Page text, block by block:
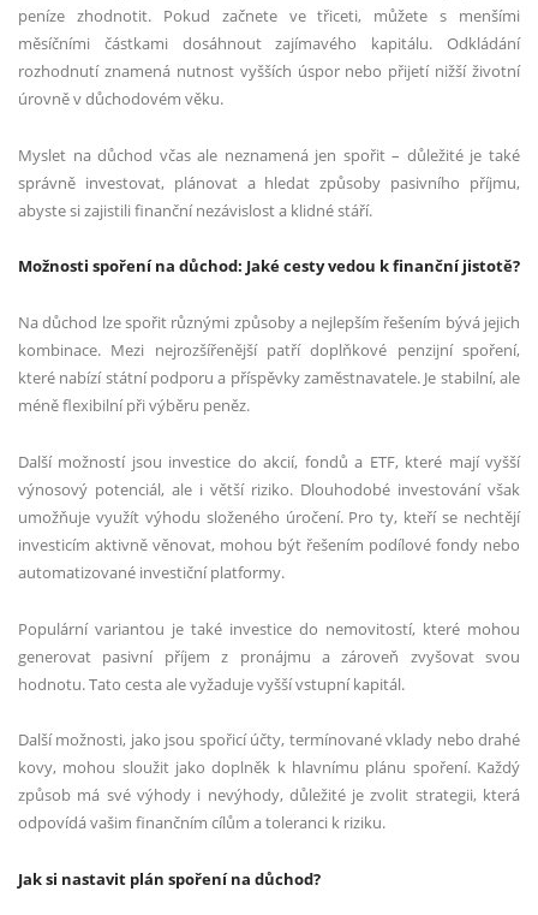
peníze zhodnotit. Pokud začnete ve třiceti, můžete s menšími
měsíčními částkami dosáhnout zajímavého kapitálu. Odkládání
rozhodnutí znamená nutnost vyšších úspor nebo přijetí nižší životní
úrovně v důchodovém věku.
Myslet na důchod včas ale neznamená jen spořit – důležité je také
správně investovat, plánovat a hledat způsoby pasivního příjmu,
abyste si zajistili finanční nezávislost a klidné stáří.
Možnosti spoření na důchod: Jaké cesty vedou k finanční jistotě?
Na důchod lze spořit různými způsoby a nejlepším řešením bývá jejich
kombinace. Mezi nejrozšířenější patří doplňkové penzijní spoření,
které nabízí státní podporu a příspěvky zaměstnavatele. Je stabilní, ale
méně flexibilní při výběru peněz.
Další možností jsou investice do akcií, fondů a ETF, které mají vyšší
výnosový potenciál, ale i větší riziko. Dlouhodobé investování však
umožňuje využít výhodu složeného úročení. Pro ty, kteří se nechtějí
investicím aktivně věnovat, mohou být řešením podílové fondy nebo
automatizované investiční platformy.
Populární variantou je také investice do nemovitostí, které mohou
generovat pasivní příjem z pronájmu a zároveň zvyšovat svou
hodnotu. Tato cesta ale vyžaduje vyšší vstupní kapitál.
Další možnosti, jako jsou spořicí účty, termínované vklady nebo drahé
kovy, mohou sloužit jako doplněk k hlavnímu plánu spoření. Každý
způsob má své výhody i nevýhody, důležité je zvolit strategii, která
odpovídá vašim finančním cílům a toleranci k riziku.
Jak si nastavit plán spoření na důchod?